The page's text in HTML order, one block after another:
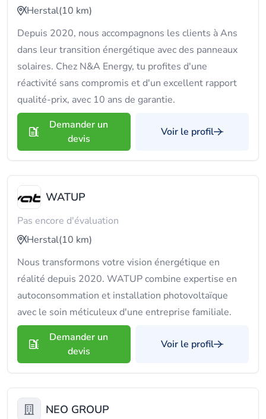
Herstal(10 km)
Depuis 2020, nous accompagnons les clients à Ans
dans leur transition énergétique avec des panneaux
solaires. Chez N&A Energy, tu profites d'une
réactivité sans compromis et d'un excellent rapport
qualité-prix, avec 10 ans de garantie.
Demander un
devis
Voir le profil
WATUP
Pas encore d'évaluation
Herstal(10 km)
Nous transformons votre vision énergétique en
réalité depuis 2020. WATUP combine expertise en
autoconsommation et installation photovoltaïque
avec le soin méticuleux d'une entreprise familiale.
Demander un
devis
Voir le profil
NEO GROUP